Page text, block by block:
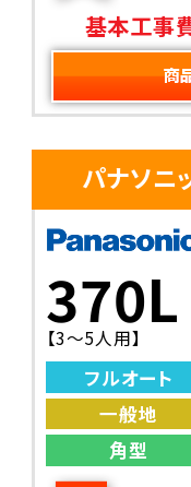
基本工事
パナソ
370L
【3～5人用】
フルオート
一般地
角型